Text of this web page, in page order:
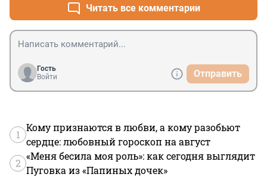
Читать все комментарии
Гость
Войти
Отправить
1
Кому признаются в любви, а кому разобьют
сердце: любовный гороскоп на август
2
«Меня бесила моя роль»: как сегодня выглядит
Пуговка из «Папиных дочек»